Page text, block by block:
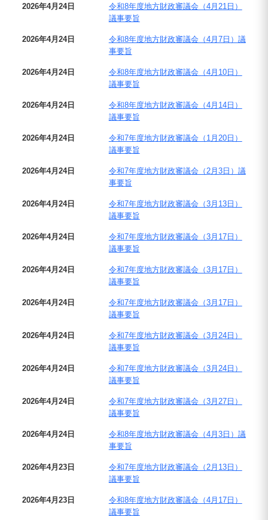
2026年4月24日
令和8年度地方財政審議会（4月21日）
議事要旨
2026年4月24日
令和8年度地方財政審議会（4月7日）議
事要旨
2026年4月24日
令和8年度地方財政審議会（4月10日）
議事要旨
2026年4月24日
令和8年度地方財政審議会（4月14日）
議事要旨
2026年4月24日
令和7年度地方財政審議会（1月20日）
議事要旨
2026年4月24日
令和7年度地方財政審議会（2月3日）議
事要旨
2026年4月24日
令和7年度地方財政審議会（3月13日）
議事要旨
2026年4月24日
令和7年度地方財政審議会（3月17日）
議事要旨
2026年4月24日
令和7年度地方財政審議会（3月17日）
議事要旨
2026年4月24日
令和7年度地方財政審議会（3月17日）
議事要旨
2026年4月24日
令和7年度地方財政審議会（3月24日）
議事要旨
2026年4月24日
令和7年度地方財政審議会（3月24日）
議事要旨
2026年4月24日
令和7年度地方財政審議会（3月27日）
議事要旨
2026年4月24日
令和8年度地方財政審議会（4月3日）議
事要旨
2026年4月23日
令和7年度地方財政審議会（2月13日）
議事要旨
2026年4月23日
令和8年度地方財政審議会（4月17日）
議事要旨